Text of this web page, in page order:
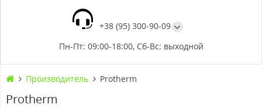
+38 (95) 300-90-09
Пн-Пт: 09:00-18:00, Сб-Вс: выходной
Производитель Protherm
Protherm